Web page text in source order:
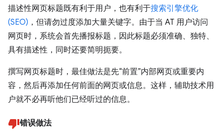
描述性网页标题既有利于用户，也有利于搜索引擎优化
(SEO) ，但请勿过度添加大量关键字。由于当 AT 用户访问
网页时，系统会首先播报标题，因此标题必须准确、独特、
具有描述性，同时还要简明扼要。
撰写网页标题时，最佳做法是先“前置”内部网页或重要内
容，然后再添加任何前面的网页或信息。这样，辅助技术用
户就不必再听他们已经听过的信息。
错误做法